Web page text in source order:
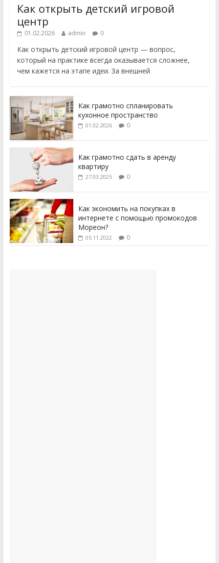
Как открыть детский игровой
центр
01.02.2026 admin 0
Как открыть детский игровой центр — вопрос,
который на практике всегда оказывается сложнее,
чем кажется на этапе идеи. За внешней
Как грамотно спланировать
кухонное пространство
01.02.2026 0
Как грамотно сдать в аренду
квартиру
27.03.2025 0
Как экономить на покупках в
интернете с помощью промокодов
Мореон?
05.11.2022 0